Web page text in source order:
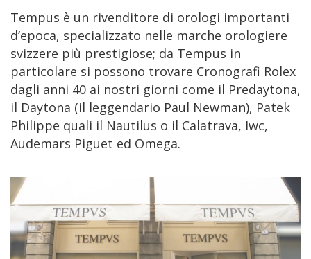
Tempus è un rivenditore di orologi importanti
d’epoca, specializzato nelle marche orologiere
svizzere più prestigiose; da Tempus in
particolare si possono trovare Cronografi Rolex
dagli anni 40 ai nostri giorni come il Predaytona,
il Daytona (il leggendario Paul Newman), Patek
Philippe quali il Nautilus o il Calatrava, Iwc,
Audemars Piguet ed Omega.